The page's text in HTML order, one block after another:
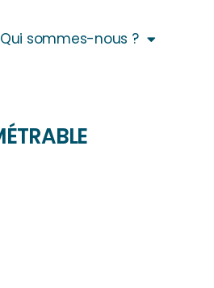
Qui sommes-nous ?